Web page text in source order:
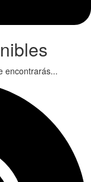
encontrarás...